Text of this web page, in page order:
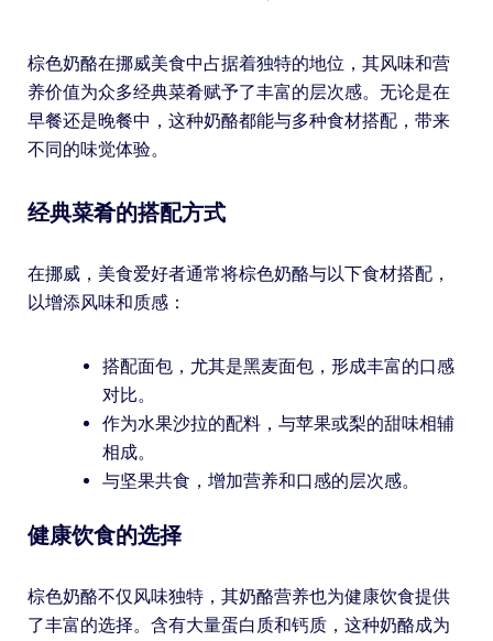
棕色奶酪在挪威美食中占据着独特的地位，其风味和营
养价值为众多经典菜肴赋予了丰富的层次感。无论是在
早餐还是晚餐中，这种奶酪都能与多种食材搭配，带来
不同的味觉体验。
经典菜肴的搭配方式
在挪威，美食爱好者通常将棕色奶酪与以下食材搭配，
以增添风味和质感：
搭配面包，尤其是黑麦面包，形成丰富的口感
对比。
作为水果沙拉的配料，与苹果或梨的甜味相辅
相成。
与坚果共食，增加营养和口感的层次感。
健康饮食的选择
棕色奶酪不仅风味独特，其奶酪营养也为健康饮食提供
了丰富的选择。含有大量蛋白质和钙质，这种奶酪成为